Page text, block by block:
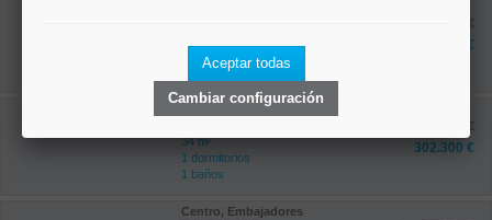
1 dormitorios
1 baños
antes 269.000 €
249.000 €
Centro, Justicia
34 m²
1 dormitorios
1 baños
antes 369.000 €
302.300 €
Centro, Embajadores
Aceptar todas
Cambiar configuración